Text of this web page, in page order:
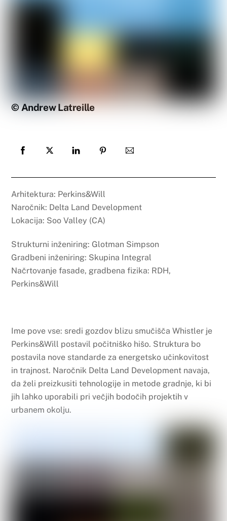
© Andrew Latreille
Arhitektura: Perkins&Will
Naročnik: Delta Land Development
Lokacija: Soo Valley (CA)
Strukturni inženiring: Glotman Simpson
Gradbeni inženiring: Skupina Integral
Načrtovanje fasade, gradbena fizika: RDH,
Perkins&Will
Ime pove vse: sredi gozdov blizu smučišča Whistler je
Perkins&Will postavil počitniško hišo. Struktura bo
postavila nove standarde za energetsko učinkovitost
in trajnost. Naročnik Delta Land Development navaja,
da želi preizkusiti tehnologije in metode gradnje, ki bi
jih lahko uporabili pri večjih bodočih projektih v
urbanem okolju.